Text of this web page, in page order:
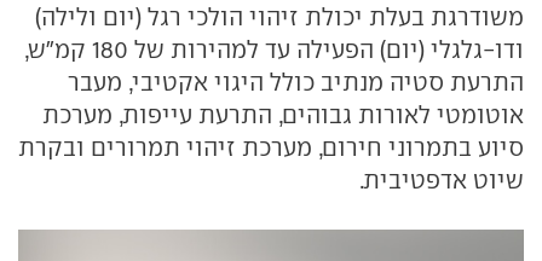
משודרגת בעלת יכולת זיהוי הולכי רגל (יום ולילה)
ודו-גלגלי (יום) הפעילה עד למהירות של 180 קמ"ש,
התרעת סטיה מנתיב כולל היגוי אקטיבי, מעבר
אוטומטי לאורות גבוהים, התרעת עייפות, מערכת
סיוע בתמרוני חירום, מערכת זיהוי תמרורים ובקרת
שיוט אדפטיבית.